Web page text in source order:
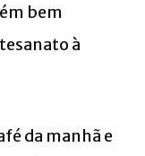
bem
à
da manhã e